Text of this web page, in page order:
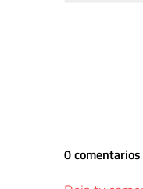
0 comentarios